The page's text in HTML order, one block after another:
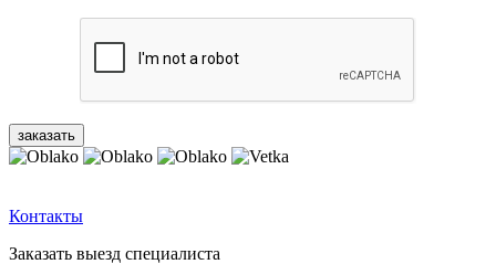
Контакты
Заказать выезд специалиста